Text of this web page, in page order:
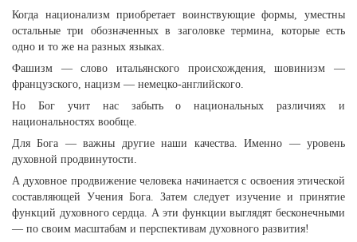
Когда национализм приобретает воинствующие формы, уместны
остальные три обозначенных в заголовке термина, которые есть
одно и то же на разных языках.
Фашизм — слово итальянского происхождения, шовинизм —
французского, нацизм — немецко-английского.
Но Бог учит нас забыть о национальных различиях и
национальностях вообще.
Для Бога — важны другие наши качества. Именно — уровень
духовной продвинутости.
А духовное продвижение человека начинается с освоения этической
составляющей Учения Бога. Затем следует изучение и принятие
функций духовного сердца. А эти функции выглядят бесконечными
— по своим масштабам и перспективам духовного развития!